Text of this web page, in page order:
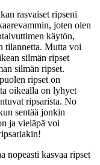
rasvaiset ripseni
joten olen
käytön,
tilannetta. Mutta voi
silmän ripset
silmän ripset.
ripset on
oikealla on lyhyet
ripsarista. No
sentää jonkin
ja vieläpä voi
nopeasti kasvaa ripset